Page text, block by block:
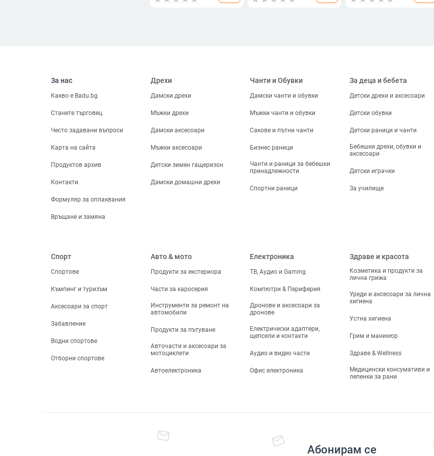
вредители
Малки уреди за
отопление
Подобрение на
Домашен декор
Продукти за баня
Инструменти
принадлежности
Стоки за бита
Почистване на дома
и кройка
Уреди за дома
Части и аксесоари за
домакински уреди
Дамски бижута
Часовници
Направи си сам
Прозрачна пластмасова
Кухненски джаджи за
смесване за Kitchenaid 4.5-
За нас
Какво е Badu.bg
Станете търговец
Често задавани въпроси
Карта на сайта
Продуктов архив
Контакти
Формуляр за оплаквания
Връщане и замяна
Дрехи
Дамски дрехи
Мъжки дрехи
Дамски аксесоари
Мъжки аксесоари
Детски зимен гащеризон
Дамски домашни дрехи
Чанти и Обувки
Дамски чанти и обувки
Мъжки чанти и обувки
Сакове и пътни чанти
Бизнес раници
Чанти и раници за бебешки
принадлежности
Спортни раници
За деца и бебета
Детски дрехи и аксесоари
Детски обувки
Детски раници и чанти
Бебешки дрехи, обувки и
аксесоари
Детски играчки
За училище
Спорт
Спортове
Къмпинг и туризъм
Аксесоари за спорт
Забавление
Водни спортове
Отборни спортове
Авто & мото
Продукти за екстериора
Части за каросерия
Инструменти за ремонт на
автомобили
Продукти за пътуване
Авточасти и аксесоари за
мотоциклети
Автоелектроника
Електроника
ТВ, Аудио и Gaming
Компютри & Периферия
Дронове и аксесоари за
дронове
Електрически адаптери,
щепсели и контакти
Аудио и видео части
Офис електроника
Здраве и красота
Козметика и продукти за
лична грижа
Уреди и аксесоари за лична
хигиена
Устна хигиена
Грим и маникюр
Здраве & Wellness
Медицински консумативи и
лепенки за рани
Абонирам се